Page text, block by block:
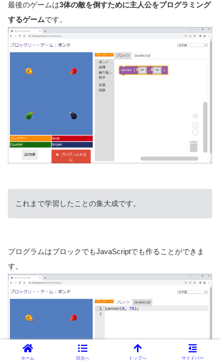
最後のゲームは3体の敵を倒すために主人公をプログラミング
するゲームです。
これまで学習したことの集大成です。
プログラムはブロックでもJavaScriptでも作ることができま
す。
ホーム 目次へ トップへ サイドバー